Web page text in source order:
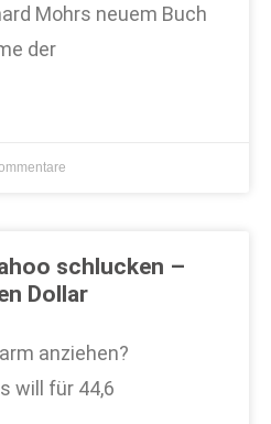
Mohrs neuem Buch
der
schlucken –
Dollar
anziehen?
will für 44,6